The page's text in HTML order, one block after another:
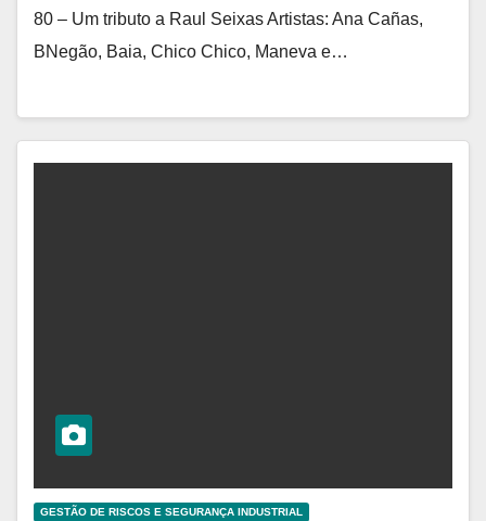
80 – Um tributo a Raul Seixas Artistas: Ana Cañas,
BNegão, Baia, Chico Chico, Maneva e…
GESTÃO DE RISCOS E SEGURANÇA INDUSTRIAL